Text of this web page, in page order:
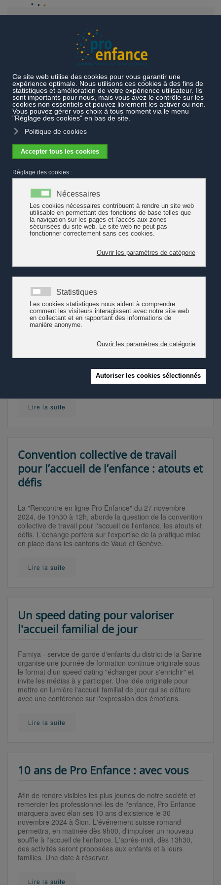
La Commission européenne expose
des mesures pour remédier à la
pénurie du personnel dans le
secteur de l'éducation et de l'accueil
de la petite enfance
Il est essentiel de compter sur des professionnel·les
(EAPE) pour proposer des services de qualité supérieure
en la matière à tous les bénéficiaires. Pour remédier
rapidement et efficacement à la pénurie de personnel
intervenant dans le secteur, un groupe de travail européen
s'est penché sur la question et propose un document de
synthèse, publié en 2024.
Programme fédéral à l'accueil
extrafamilial : soutien prolongé
Les parlementaires se sont prononcés pour prolonger le
programme de soutien de la Confédération pour
vigueur depuis 2003, le programme perdure ainsi jusqu'en
2026. Les partis politiques sont divisés sur la question.
Lire la suite
Convention collective de travail
pour l’accueil de l’enfance : atouts et
défis
La "Rencontre en ligne Pro Enfance" du 27 novembre
2024, de 10h30 à 12h, aborde la question de la convention
collective de travail pour l'accueil de l'enfance, les atouts et
défis. L'échange portera sur l'expertise de la pratique mise
en place dans les cantons de Vaud et Genève.
Lire la suite
Un speed dating pour valoriser
l'accueil familial de jour
Famiya - service de garde d'enfants du district de la Sarine
organise une journée de formation continue originale sous
le format d'un speed dating "échanger pour s'enrichir" et
invite les médias à y participer. Une idée originale pour
mettre en lumière l'accueil familial de jour qui se clôture
avec une conférence sur l'expression des émotions.
Lire la suite
10 ans de Pro Enfance : avec vous
Afin de rendre visibles les plus jeunes de notre société et
remercier les professionnel·les de l'enfance, Pro Enfance
marquera avec élan ses 10 ans d'existence le 30
novembre 2024 à Sion. L'événement suisse romand
permettra, en matinée dès 9h00, d'impulser un nouveau
souffle à l'accueil de l'enfance. L'après-midi, dès 13h30,
des activités seront proposées aux enfants et à leurs
familles. Une date à réserver.
Lire la suite